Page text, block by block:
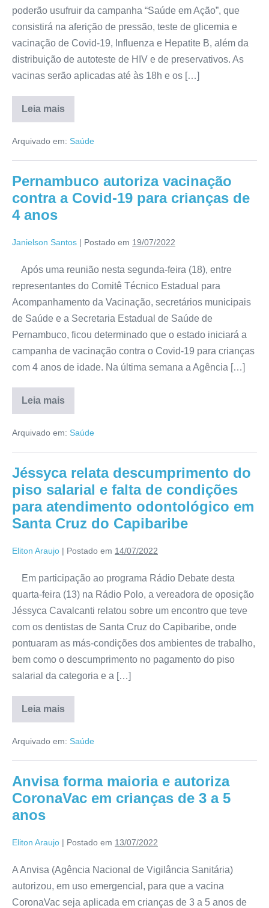
poderão usufruir da campanha “Saúde em Ação”, que
consistirá na aferição de pressão, teste de glicemia e
vacinação de Covid-19, Influenza e Hepatite B, além da
distribuição de autoteste de HIV e de preservativos. As
vacinas serão aplicadas até às 18h e os […]
Leia mais
Arquivado em: Saúde
Pernambuco autoriza vacinação
contra a Covid-19 para crianças de
4 anos
Janielson Santos | Postado em 19/07/2022
Após uma reunião nesta segunda-feira (18), entre
representantes do Comitê Técnico Estadual para
Acompanhamento da Vacinação, secretários municipais
de Saúde e a Secretaria Estadual de Saúde de
Pernambuco, ficou determinado que o estado iniciará a
campanha de vacinação contra o Covid-19 para crianças
com 4 anos de idade. Na última semana a Agência […]
Leia mais
Arquivado em: Saúde
Jéssyca relata descumprimento do
piso salarial e falta de condições
para atendimento odontológico em
Santa Cruz do Capibaribe
Eliton Araujo | Postado em 14/07/2022
Em participação ao programa Rádio Debate desta
quarta-feira (13) na Rádio Polo, a vereadora de oposição
Jéssyca Cavalcanti relatou sobre um encontro que teve
com os dentistas de Santa Cruz do Capibaribe, onde
pontuaram as más-condições dos ambientes de trabalho,
bem como o descumprimento no pagamento do piso
salarial da categoria e a […]
Leia mais
Arquivado em: Saúde
Anvisa forma maioria e autoriza
CoronaVac em crianças de 3 a 5
anos
Eliton Araujo | Postado em 13/07/2022
A Anvisa (Agência Nacional de Vigilância Sanitária)
autorizou, em uso emergencial, para que a vacina
CoronaVac seja aplicada em crianças de 3 a 5 anos de